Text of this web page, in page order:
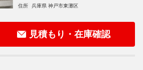
住所
兵庫県 神戸市東灘区
見積もり・在庫確認